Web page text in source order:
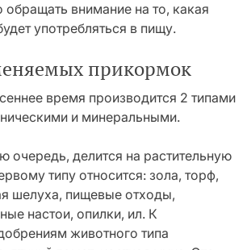
обращать внимание на то, какая
употребляться в пищу.
прикормок
время производится 2 типами
и минеральными.
очередь, делится на растительную
типу относится: зола, торф,
шелуха, пищевые отходы,
настои, опилки, ил. К
животного типа